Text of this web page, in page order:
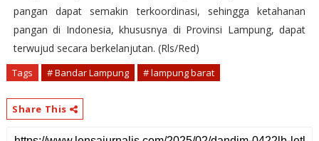
pangan dapat semakin terkoordinasi, sehingga ketahanan
pangan di Indonesia, khususnya di Provinsi Lampung, dapat
terwujud secara berkelanjutan. (Rls/Red)
Tags # Bandar Lampung # lampung barat
Share This